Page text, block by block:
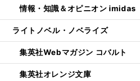
情報・知識＆オピニオン imidas
ライトノベル・ノベライズ
集英社Webマガジン コバルト
集英社オレンジ文庫